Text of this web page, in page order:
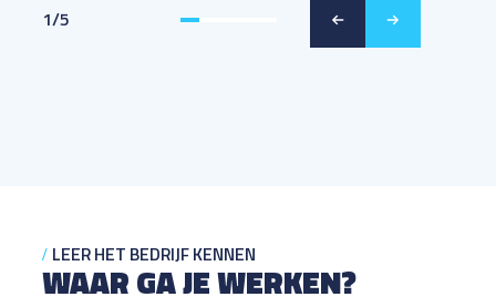
1/5
LEER HET BEDRIJF KENNEN
WAAR GA JE WERKEN?